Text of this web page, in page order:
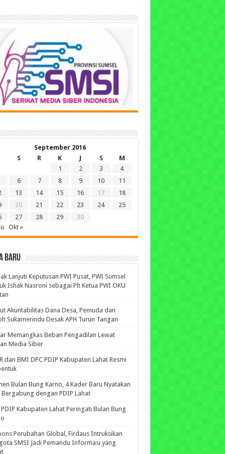
September 2016
S R K J S
M
1
2 3
4
6 7 8 9 10
11
13 14 15 16 17
18
20 21 22 23 24
25
27 28 29
30
Okt »
BARU
Lanjuti Keputusan PWI Pusat, PWI Sumsel
Ishak Nasroni sebagai Plt Ketua PWI OKU
Akuntabilitas Dana Desa, Pemuda dan
Sukamerindu Desak APH Turun Tangan
Memangkas Beban Pengadilan Lewat
Media Siber
dan BMI DPC PDIP Kabupaten Lahat Resmi
Bulan Bung Karno, 4 Kader Baru Nyatakan
Bergabung dengan PDIP Lahat
PDIP Kabupaten Lahat Peringati Bulan Bung
Perubahan Global, Firdaus Intruksikan
SMSI Jadi Pemandu Informasi yang